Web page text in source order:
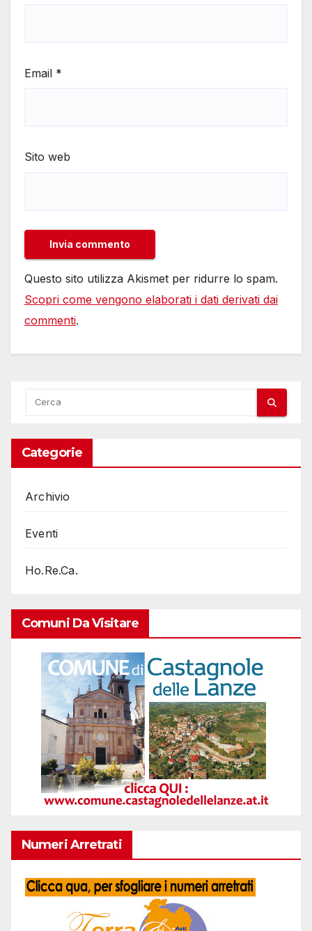
Email *
Sito web
Questo sito utilizza Akismet per ridurre lo spam.
Scopri come vengono elaborati i dati derivati dai
commenti.
Categorie
Archivio
Eventi
Ho.Re.Ca.
Comuni Da Visitare
Numeri Arretrati